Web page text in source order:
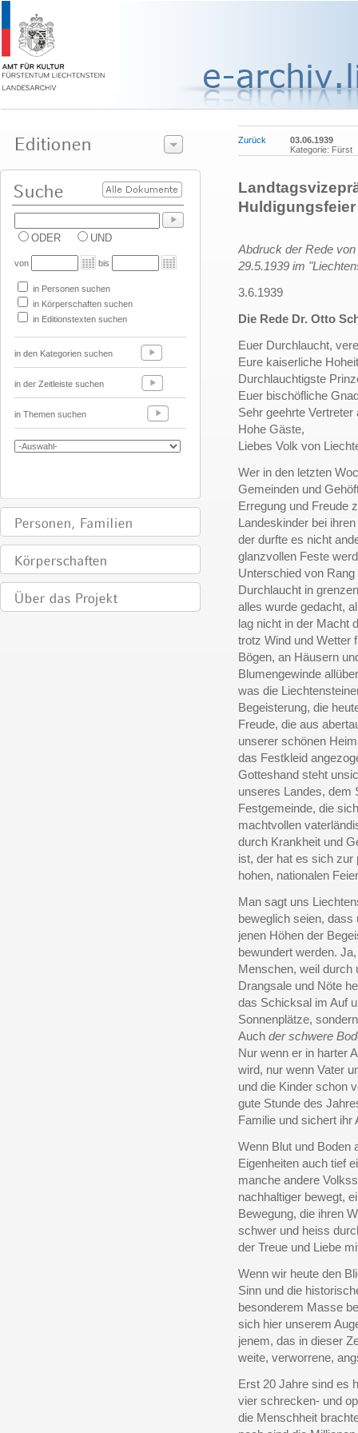
ODER UND
von bis
in Personen suchen
in Körperschaften suchen
in Editionstexten suchen
in den Kategorien suchen
in der Zeitleiste suchen
in Themen suchen
Zurück
03.06.1939
Kategorie: Fürst
Abdruck der Rede
29.5.1939 im
3.6.1939
Die Rede Dr. Otto
Euer Durchlaucht,
Eure kaiserliche
Durchlauchtigste
Euer bischöfliche
Sehr geehrte
Hohe Gäste,
Liebes Volk von
Wer in den letzten
Gemeinden und
Erregung und Freude
Landeskinder bei
der durfte es nicht
glanzvollen Feste
Unterschied von
Durchlaucht in
alles wurde gedacht,
lag nicht in der Macht
trotz Wind und Wetter
Bögen, an Häusern
Blumengewinde
was die
Begeisterung, die
Freude, die aus
unserer schönen
das Festkleid
Gotteshand steht
unseres Landes, dem
Festgemeinde, die
machtvollen
durch Krankheit und
ist, der hat es sich zur
hohen, nationalen
Man sagt uns
beweglich seien, dass
jenen Höhen der
bewundert werden.
Menschen, weil durch
Drangsale und Nöte
das Schicksal im Auf
Sonnenplätze,
Auch der schwere
Nur wenn er in harter
wird, nur wenn Vater
und die Kinder schon
gute Stunde des
Familie und sichert ihr
Wenn Blut und Boden
Eigenheiten auch tief
manche andere
nachhaltiger bewegt,
Bewegung, die ihren
schwer und heiss
der Treue und Liebe
Wenn wir heute den
Sinn und die
besonderem Masse
sich hier unserem
jenem, das in dieser
weite, verworrene,
Erst 20 Jahre sind es
vier schrecken- und
die Menschheit